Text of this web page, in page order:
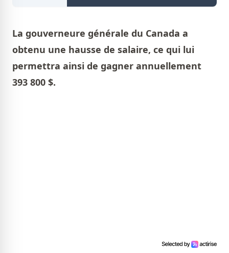
La gouverneure générale du Canada a
obtenu une hausse de salaire, ce qui lui
permettra ainsi de gagner annuellement
393 800 $.